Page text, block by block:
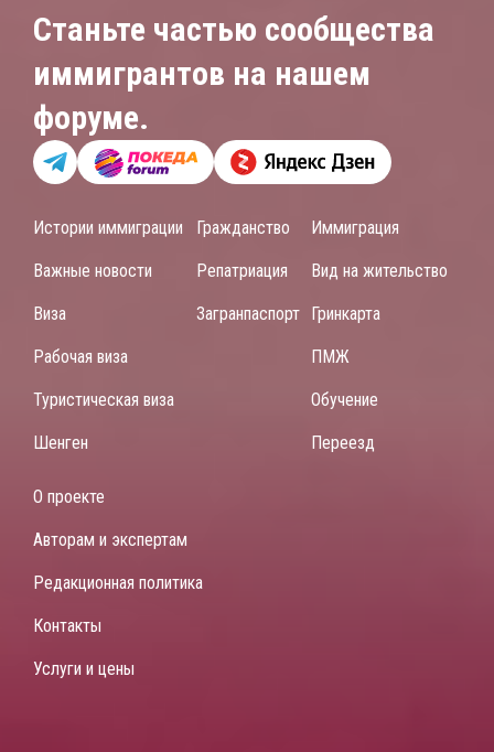
Станьте частью сообщества
иммигрантов на нашем
форуме.
Истории иммиграции
Важные новости
Виза
Рабочая виза
Туристическая виза
Шенген
Гражданство
Репатриация
Загранпаспорт
Иммиграция
Вид на жительство
Гринкарта
ПМЖ
Обучение
Переезд
О проекте
Авторам и экспертам
Редакционная политика
Контакты
Услуги и цены